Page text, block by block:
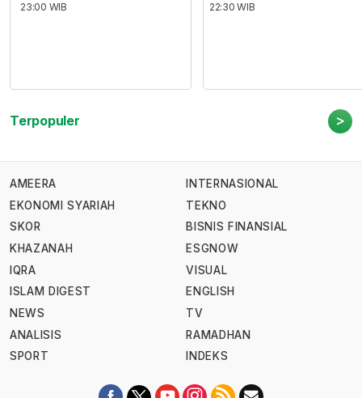
23:00 WIB
22:30 WIB
Terpopuler >
AMEERA
EKONOMI SYARIAH
SKOR
KHAZANAH
IQRA
ISLAM DIGEST
NEWS
ANALISIS
SPORT
INTERNASIONAL
TEKNO
BISNIS FINANSIAL
ESGNOW
VISUAL
ENGLISH
TV
RAMADHAN
INDEKS